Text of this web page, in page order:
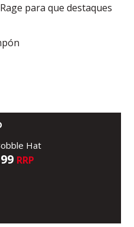
para que destaques
Hat
RRP